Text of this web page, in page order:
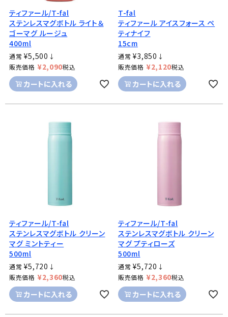
ティファール/T-fal
ステンレスマグボトル ライト＆
ゴーマグ ルージュ
400ml
通常 ¥5,500 ↓
販売価格 ¥2,090税込
カートに入れる
T-fal
ティファール アイスフォース ペ
ティナイフ
15cm
通常 ¥3,850 ↓
販売価格 ¥2,120税込
カートに入れる
ティファール/T-fal
ステンレスマグボトル クリーン
マグ ミントティー
500ml
通常 ¥5,720 ↓
販売価格 ¥2,360税込
カートに入れる
ティファール/T-fal
ステンレスマグボトル クリーン
マグ プティローズ
500ml
通常 ¥5,720 ↓
販売価格 ¥2,360税込
カートに入れる